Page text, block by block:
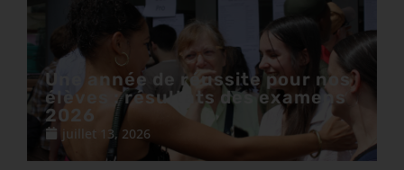
Une année de réussite pour nos
élèves : résultats des examens
2026
juillet 13, 2026